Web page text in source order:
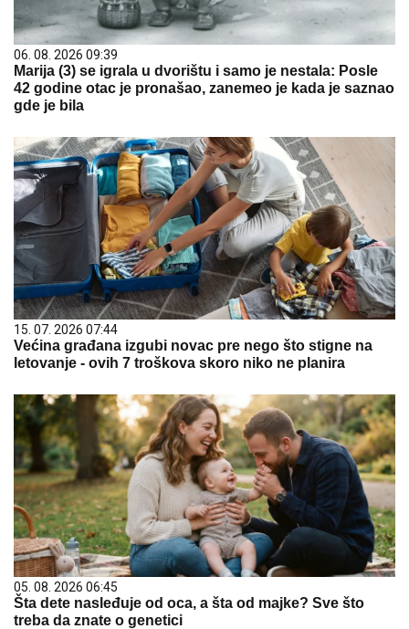
06. 08. 2026 09:39
Marija (3) se igrala u dvorištu i samo je nestala: Posle
42 godine otac je pronašao, zanemeo je kada je saznao
gde je bila
15. 07. 2026 07:44
Većina građana izgubi novac pre nego što stigne na
letovanje - ovih 7 troškova skoro niko ne planira
05. 08. 2026 06:45
Šta dete nasleđuje od oca, a šta od majke? Sve što
treba da znate o genetici